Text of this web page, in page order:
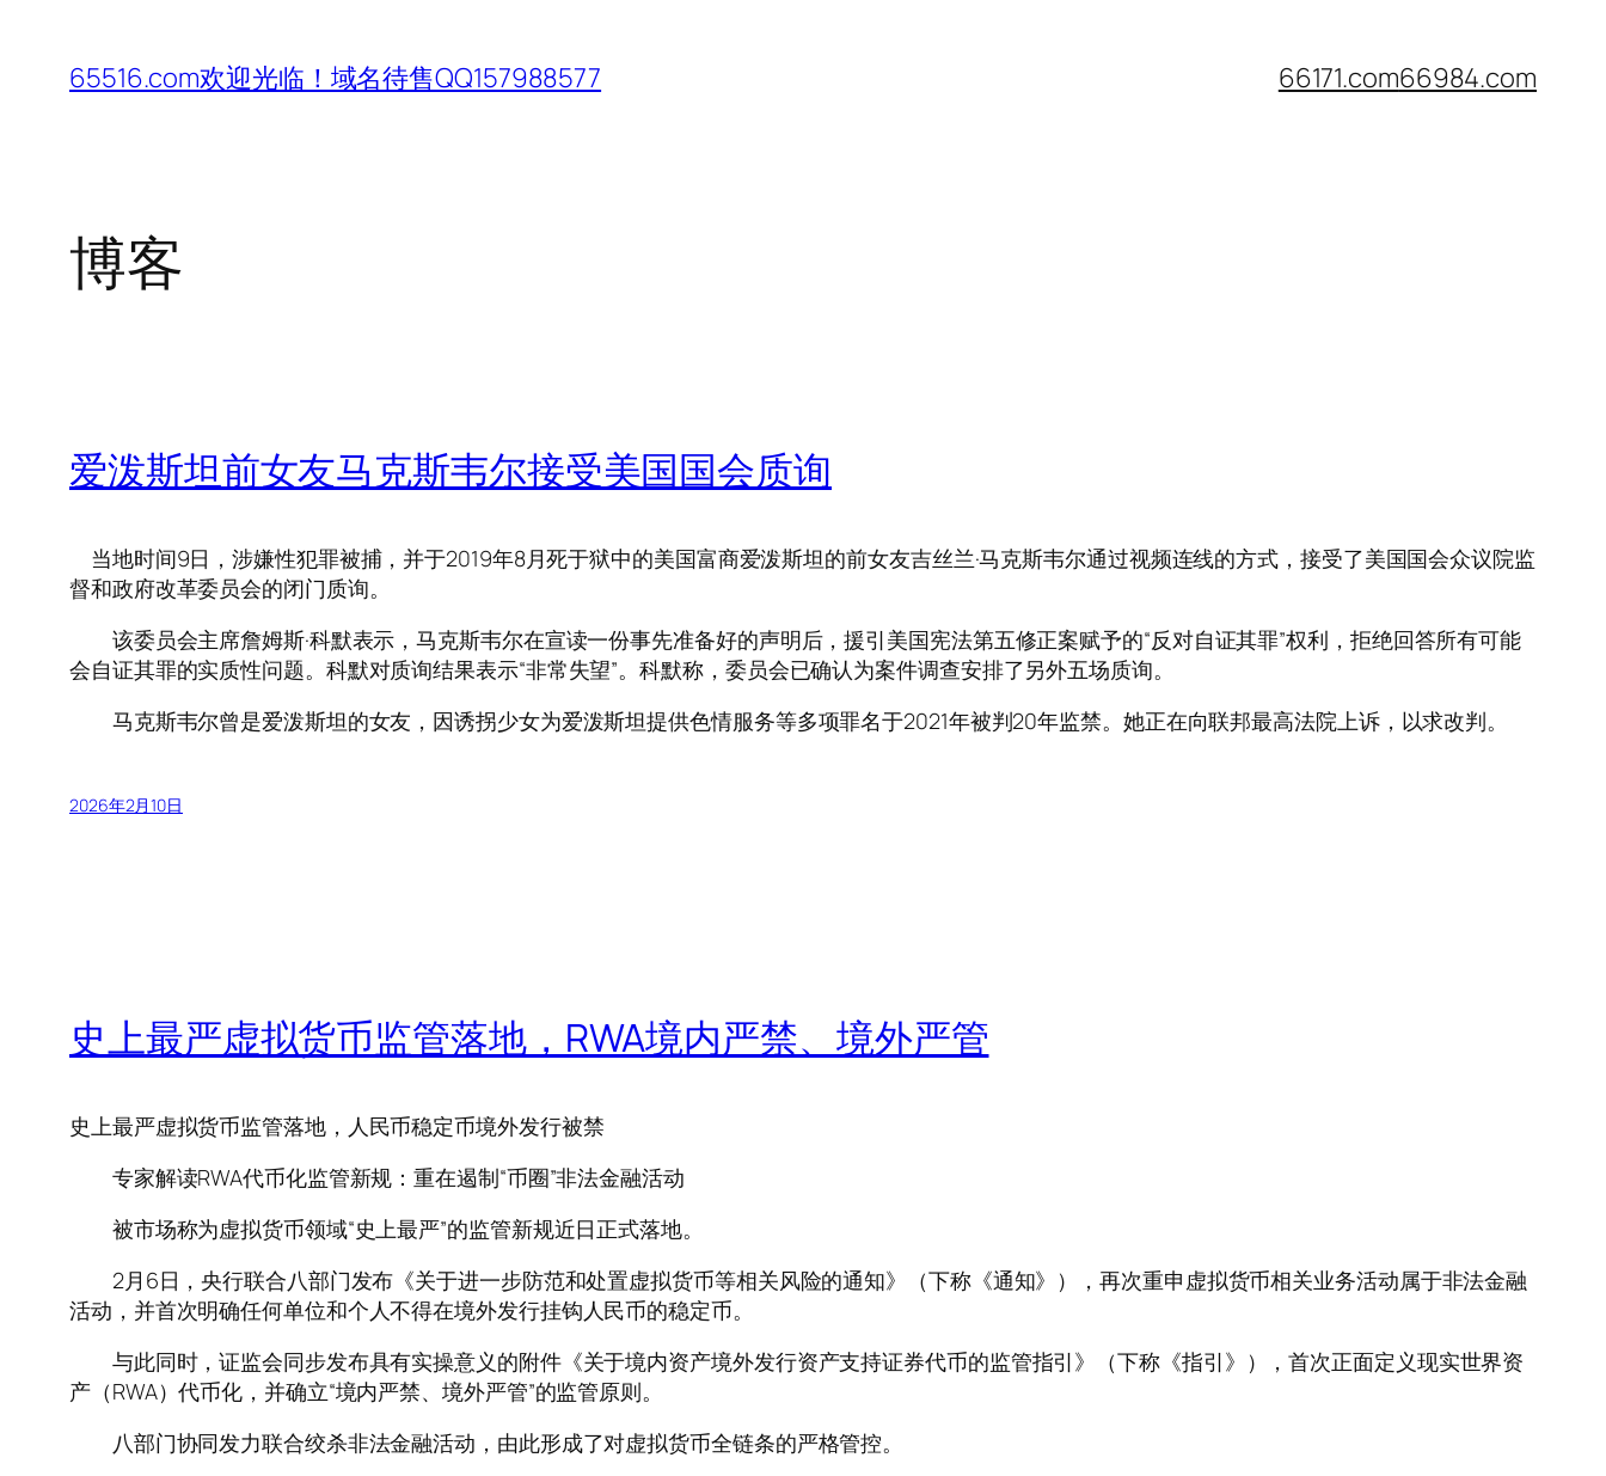
65516.com欢迎光临！域名待售QQ157988577 66171.com66984.com
博客
爱泼斯坦前女友马克斯韦尔接受美国国会质询
当地时间9日，涉嫌性犯罪被捕，并于2019年8月死于狱中的美国富商爱泼斯坦的前女友吉丝兰·马克斯韦尔通过视频连线的方式，接受了美国国会众议院监
督和政府改革委员会的闭门质询。
该委员会主席詹姆斯·科默表示，马克斯韦尔在宣读一份事先准备好的声明后，援引美国宪法第五修正案赋予的“反对自证其罪”权利，拒绝回答所有可能
会自证其罪的实质性问题。科默对质询结果表示“非常失望”。科默称，委员会已确认为案件调查安排了另外五场质询。
马克斯韦尔曾是爱泼斯坦的女友，因诱拐少女为爱泼斯坦提供色情服务等多项罪名于2021年被判20年监禁。她正在向联邦最高法院上诉，以求改判。
2026年2月10日
史上最严虚拟货币监管落地，RWA境内严禁、境外严管
史上最严虚拟货币监管落地，人民币稳定币境外发行被禁
专家解读RWA代币化监管新规：重在遏制“币圈”非法金融活动
被市场称为虚拟货币领域“史上最严”的监管新规近日正式落地。
2月6日，央行联合八部门发布《关于进一步防范和处置虚拟货币等相关风险的通知》（下称《通知》），再次重申虚拟货币相关业务活动属于非法金融
活动，并首次明确任何单位和个人不得在境外发行挂钩人民币的稳定币。
与此同时，证监会同步发布具有实操意义的附件《关于境内资产境外发行资产支持证券代币的监管指引》（下称《指引》），首次正面定义现实世界资
产（RWA）代币化，并确立“境内严禁、境外严管”的监管原则。
八部门协同发力联合绞杀非法金融活动，由此形成了对虚拟货币全链条的严格管控。